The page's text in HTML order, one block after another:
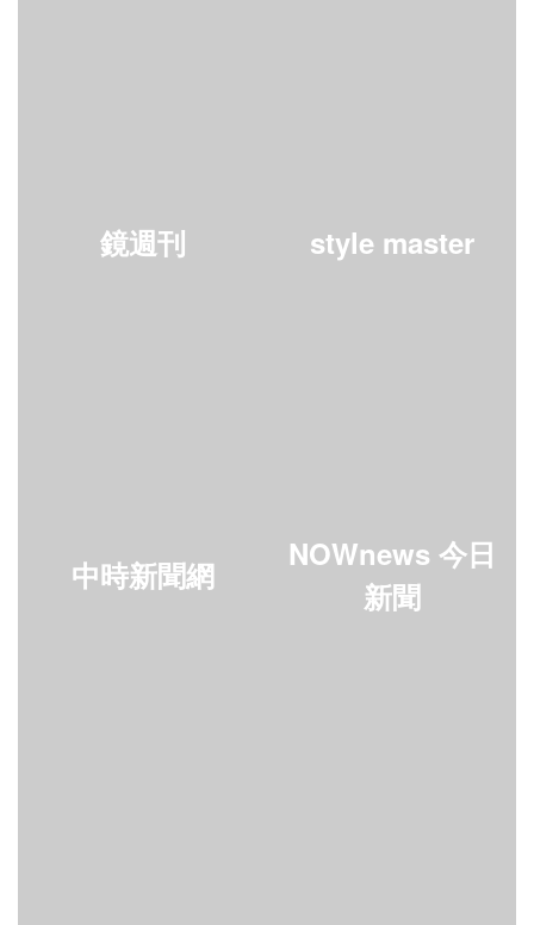
鏡週刊 style master
中時新聞網
NOWnews 今日
新聞